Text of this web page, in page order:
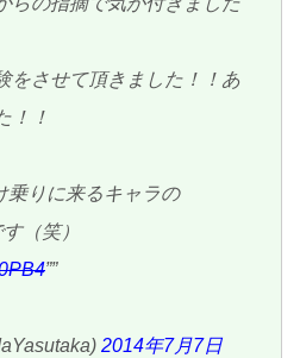
をさせて頂きました！！あ
！！
乗りに来るキャラの
す（笑）
””
2014年7月7日